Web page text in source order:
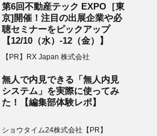
第6回不動産テック EXPO［東
京]開催！注目の出展企業や必
聴セミナーをピックアップ
【12/10（水）-12（金）】
【PR】RX Japan 株式会社
無人で内見できる「無人内見
システム」を実際に使ってみ
た！【編集部体験レポ】
ショウタイム24株式会社【PR】